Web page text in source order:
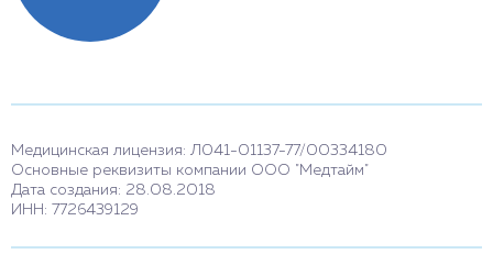
Медицинская лицензия: Л041-01137-77/00334180
Основные реквизиты компании ООО "Медтайм"
Дата создания: 28.08.2018
ИНН: 7726439129